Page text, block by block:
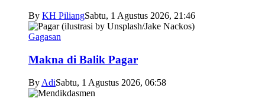
By KH PiliangSabtu, 1 Agustus 2026, 21:46
Gagasan
Makna di Balik Pagar
By AdiSabtu, 1 Agustus 2026, 06:58